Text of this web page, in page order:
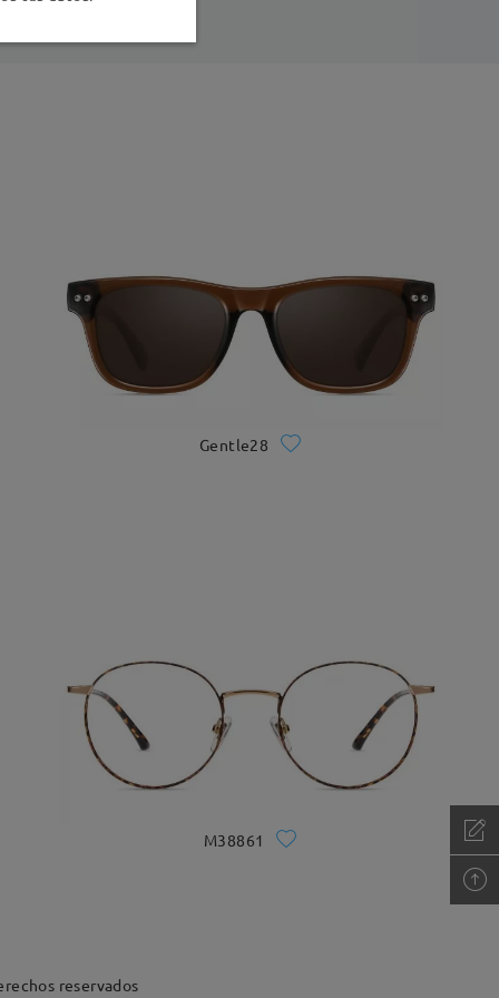
Gentle28
M38861
reservados